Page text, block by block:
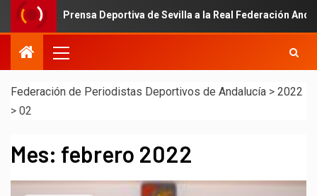
la Prensa Deportiva de Sevilla a la Real Federación Andaluza de
Federación de Periodistas Deportivos de Andalucía > 2022
> 02
Mes: febrero 2022